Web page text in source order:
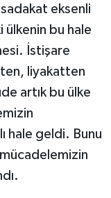
eksenli
ülkenin bu hale
İstişare
liyakatten
artık bu ülke
hale geldi. Bunu